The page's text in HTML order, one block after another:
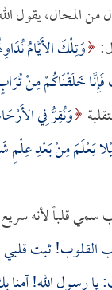
من المحال، يقول
وَتِلْكَ الأَيَّامُ
خَلَقْنَاكُمْ مِنْ
وَنُقِرُّ فِي
يَعْلَمَ مِنْ بَعْدِ عِلْمٍ
سمي قلباً لأنه سريع
القلوب! ثبت قلبي